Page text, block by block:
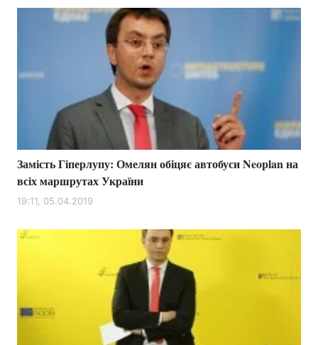
Замість Гіперлупу: Омелян обіцяє автобуси Neoplan на
всіх маршрутах України
19:11, 05.04.2019